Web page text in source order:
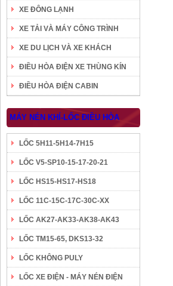
XE ĐÔNG LẠNH
XE TẢI VÀ MÁY CÔNG TRÌNH
XE DU LỊCH VÀ XE KHÁCH
ĐIỀU HÒA ĐIỆN XE THÙNG KÍN
ĐIỀU HÒA ĐIỆN CABIN
MÁY NÉN KHÍ-LỐC ĐIỀU HÒA
LỐC 5H11-5H14-7H15
LỐC V5-SP10-15-17-20-21
LỐC HS15-HS17-HS18
LỐC 11C-15C-17C-30C-XX
LỐC AK27-AK33-AK38-AK43
LỐC TM15-65, DKS13-32
LỐC KHÔNG PULY
LỐC XE ĐIỆN - MÁY NÉN ĐIỆN